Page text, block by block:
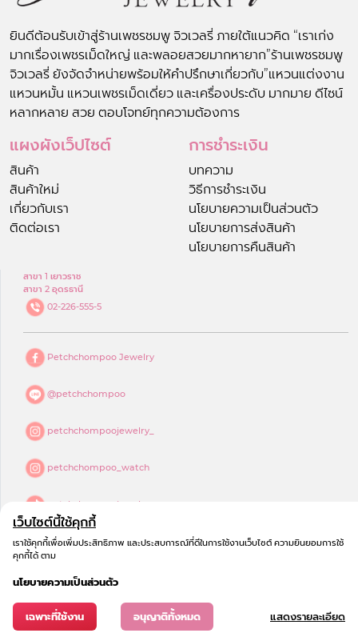
ยินดีต้อนรับเข้าสู่ร้านเพชรชมพู จิวเวลรี่ ภายใต้แนวคิด “เราเก่ง
มากเรื่องเพชรเม็ดใหญ่ และพลอยสวยมากหายาก”ร้านเพชรชมพู
จิวเวลรี่ ยังจัดจำหน่ายพร้อมให้คำปรึกษาเกี่ยวกับ”แหวนแต่งงาน
แหวนหมั้น แหวนเพชรเม็ดเดี่ยว และเครื่องประดับ มากมาย ดีไซน์
หลากหลาย สวย ตอบโจทย์ทุกความต้องการ
แผงผังเว็ปไซต์
สินค้า
สินค้าใหม่
เกี่ยวกับเรา
ติดต่อเรา
การชำระเงิน
บทความ
วิธีการชำระเงิน
นโยบายความเป็นส่วนตัว
นโยบายการส่งสินค้า
นโยบายการคืนสินค้า
สาขา 1 เยาวราช
สาขา 2 อุดรธานี
02-226-555-5
Petchchompoo Jewelry
@petchchompoo
petchchompoojewelry_
petchchompoo_watch
petchchompoojewelry
petchchompoo jewelry
เว็บไซต์นี้ใช้คุกกี้
เราใช้คุกกี้เพื่อเพิ่มประสิทธิภาพ และประสบการณ์ที่ดีในการใช้งานเว็บไซต์ ความยินยอมการใช้
คุกกี้ได้ ตาม
นโยบายความเป็นส่วนตัว
เฉพาะที่ใช้งาน อนุญาติทั้งหมด แสดงรายละเอียด